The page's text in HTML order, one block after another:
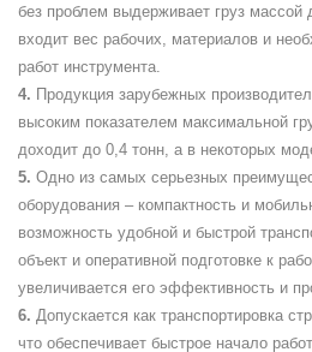
без проблем выдерживает груз массой
входит вес рабочих, материалов и
работ инструмента.
Продукция зарубежных
высоким показателем максимальной
доходит до 0,4 тонн, а в некоторых
Одно из самых серьезных
оборудования – компактность и
возможность удобной и быстрой
объект и оперативной подготовке к
увеличивается его эффективность и
Допускается как транспортировка
что обеспечивает быстрое начало